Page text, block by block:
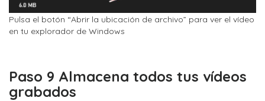
Pulsa el botón “Abrir la ubicación de archivo” para ver el vídeo
en tu explorador de Windows
Paso 9 Almacena todos tus vídeos
grabados